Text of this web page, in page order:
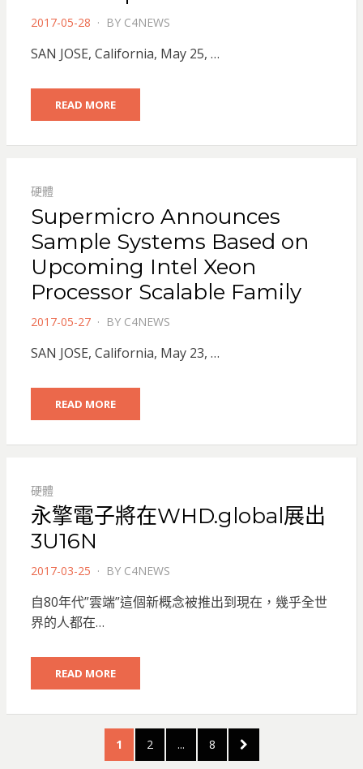
POSTED
2017-05-28 BY C4NEWS
SAN JOSE, California, May 25, …
READ MORE
硬體
Supermicro Announces
Sample Systems Based on
Upcoming Intel Xeon
Processor Scalable Family
POSTED
2017-05-27 BY C4NEWS
SAN JOSE, California, May 23, …
READ MORE
硬體
永擎電子將在WHD.global展出
3U16N
POSTED
2017-03-25 BY C4NEWS
自80年代”雲端”這個新概念被推出到現在，幾乎全世
界的人都在…
READ MORE
PAGE
1 PAGE
2 ... PAGE
8
NEXT
PAGE